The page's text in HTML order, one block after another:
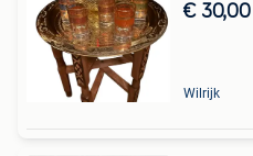
€ 30,00
Wilrijk